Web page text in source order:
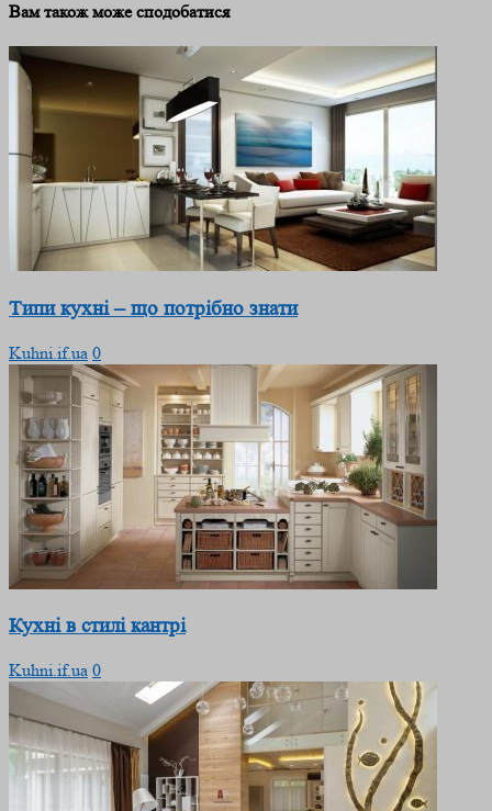
Вам також може сподобатися
Типи кухні – що потрібно знати
Kuhni.if.ua 0
Кухні в стилі кантрі
Kuhni.if.ua 0